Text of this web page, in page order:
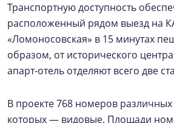
Транспортную доступность
расположенный рядом выезд на
«Ломоносовская» в 15 минутах
образом, от исторического
апарт-отель отделяют всего две
В проекте 768 номеров различных
которых — видовые. Площади